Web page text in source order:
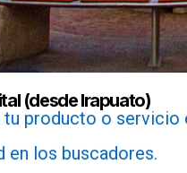
(desde Irapuato)
producto o servicio
en los buscadores.